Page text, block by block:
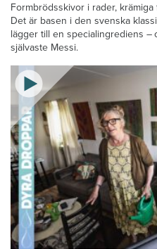
Formbrödsskivor i rader,
Det är basen i den svenska
lägger till en specialingrediens –
självaste Messi.